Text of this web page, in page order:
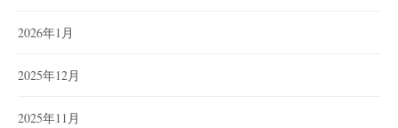
2026年1月
2025年12月
2025年11月